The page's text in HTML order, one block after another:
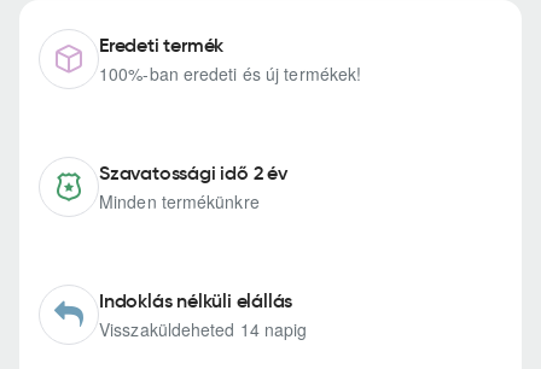
Eredeti termék
100%-ban eredeti és új termékek!
Szavatossági idő 2 év
Minden termékünkre
Indoklás nélküli elállás
Visszaküldeheted 14 napig